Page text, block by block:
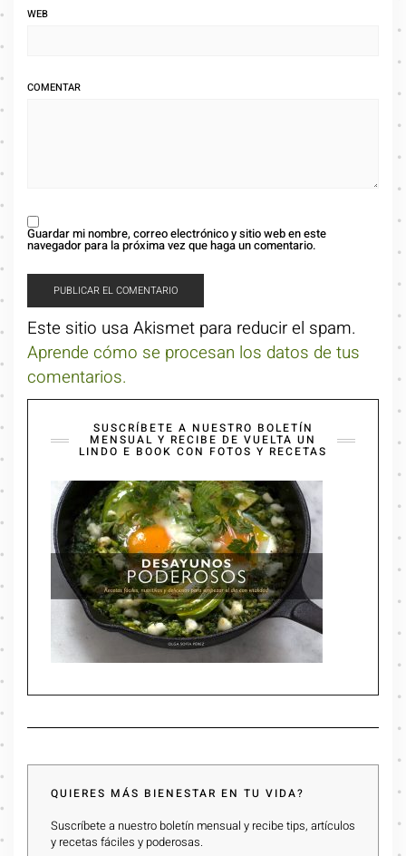
WEB
COMENTAR
Guardar mi nombre, correo electrónico y sitio web en este
navegador para la próxima vez que haga un comentario.
Este sitio usa Akismet para reducir el spam.
Aprende cómo se procesan los datos de tus
comentarios.
SUSCRÍBETE A NUESTRO BOLETÍN
MENSUAL Y RECIBE DE VUELTA UN
LINDO E BOOK CON FOTOS Y RECETAS
QUIERES MÁS BIENESTAR EN TU VIDA?
Suscríbete a nuestro boletín mensual y recibe tips, artículos
y recetas fáciles y poderosas.